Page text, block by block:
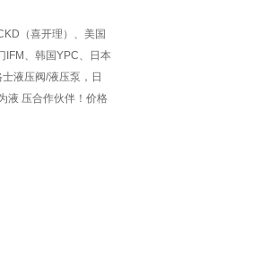
（喜开理）、美国
IFM、韩国YPC、日本
液压阀/液压泵，日
液 压合作伙伴！价格